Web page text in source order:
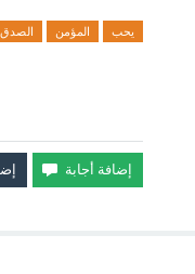
يحب المؤمن الصدق